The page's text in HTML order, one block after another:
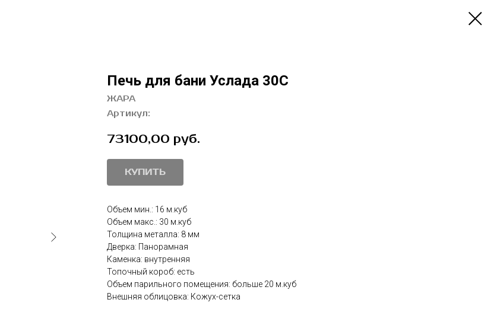
Печь для бани Услада 30С
ЖАРА
Артикул:
73100,00 руб.
КУПИТЬ
Объем мин.: 16 м.куб
Объем макс.: 30 м.куб
Толщина металла: 8 мм
Дверка: Панорамная
Каменка: внутренняя
Топочный короб: есть
Объем парильного помещения: больше 20 м.куб
Внешняя облицовка: Кожух-сетка